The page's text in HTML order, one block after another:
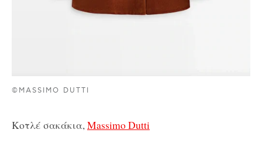
©MASSIMO DUTTI
Κοτλέ σακάκια, Massimo Dutti